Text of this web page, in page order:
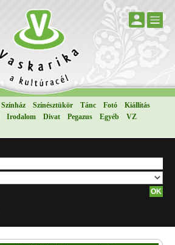
Színház Színésztükör Tánc Fotó
Kiállítás
Irodalom Divat Pegazus Egyéb
VZ